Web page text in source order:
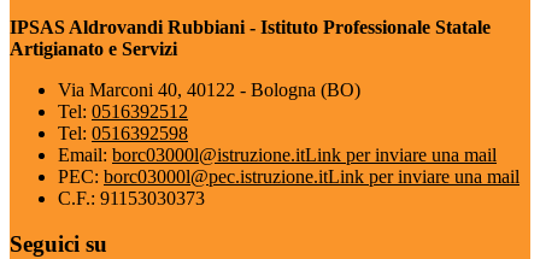
IPSAS Aldrovandi Rubbiani - Istituto Professionale Statale
Artigianato e Servizi
Via Marconi 40, 40122 - Bologna (BO)
Tel: 0516392512
Tel: 0516392598
Email: borc03000l@istruzione.itLink per inviare una mail
PEC: borc03000l@pec.istruzione.itLink per inviare una mail
C.F.: 91153030373
Seguici su